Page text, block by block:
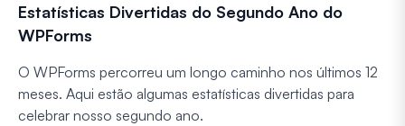
Estatísticas Divertidas do Segundo Ano do
WPForms
O WPForms percorreu um longo caminho nos últimos 12
meses. Aqui estão algumas estatísticas divertidas para
celebrar nosso segundo ano.